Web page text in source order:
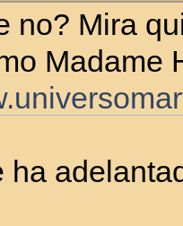
no? Mira
Madame
ha